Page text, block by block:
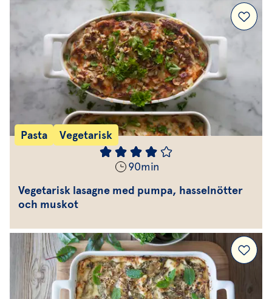
Pasta Vegetarisk
90min
Vegetarisk lasagne med pumpa, hasselnötter
och muskot